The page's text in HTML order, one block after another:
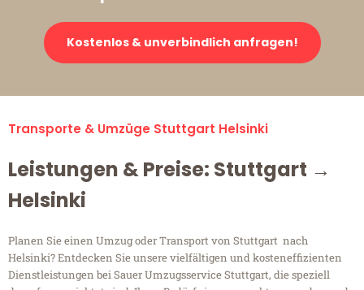
Kostenlos & unverbindlich anfragen!
Transporte & Umzüge Stuttgart Helsinki
Leistungen & Preise: Stuttgart →
Helsinki
Planen Sie einen Umzug oder Transport von Stuttgart nach
Helsinki? Entdecken Sie unsere vielfältigen und kosteneffizienten
Dienstleistungen bei Sauer Umzugsservice Stuttgart, die speziell